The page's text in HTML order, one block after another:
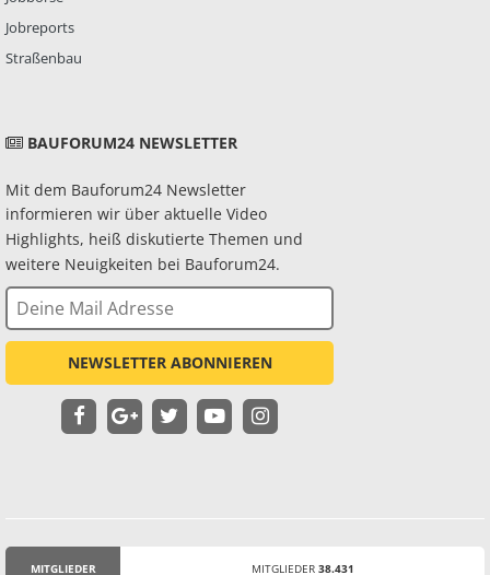
Jobreports
Straßenbau
BAUFORUM24 NEWSLETTER
Mit dem Bauforum24 Newsletter
informieren wir über aktuelle Video
Highlights, heiß diskutierte Themen und
weitere Neuigkeiten bei Bauforum24.
NEWSLETTER ABONNIEREN
MITGLIEDER MITGLIEDER 38.431